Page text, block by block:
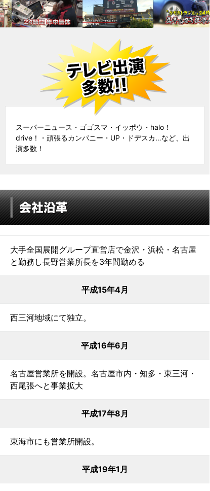
スーパーニュース・ゴゴスマ・イッポウ・halo！
drive！・頑張るカンパニー・UP・ドデスカ…など、出
演多数！
大手全国展開グループ直営店で金沢・浜松・名古屋
と勤務し長野営業所長を3年間勤める
平成15年4月
西三河地域にて独立。
平成16年6月
名古屋営業所を開設。名古屋市内・知多・東三河・
西尾張へと事業拡大
平成17年8月
東海市にも営業所開設。
平成19年1月